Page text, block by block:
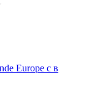
Europe с в